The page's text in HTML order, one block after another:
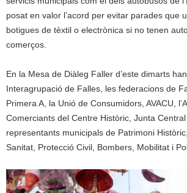
posat en valor l’acord per evitar parades que
botigues de tèxtil o electrònica si no tenen
comerços.
En la Mesa de Diàleg Faller d’este dimarts
Interagrupació de Falles, les federacions de
Primera A, la Unió de Consumidors, AVACU,
Comerciants del Centre Històric, Junta
representants municipals de Patrimoni
Sanitat, Protecció Civil, Bombers, Mobilitat i